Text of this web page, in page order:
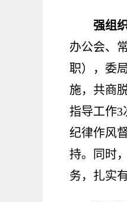
强组
办公会、
职），委
施，共商
指导工作3
纪律作风
持。同时
务，扎实